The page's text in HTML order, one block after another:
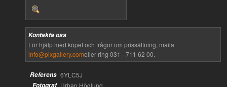
Kontakta oss
För hjälp med köpet och frågor om prissättning, maila
info@pixgallery.comeller ring 031 - 711 62 00.
Referens 6YLC5J